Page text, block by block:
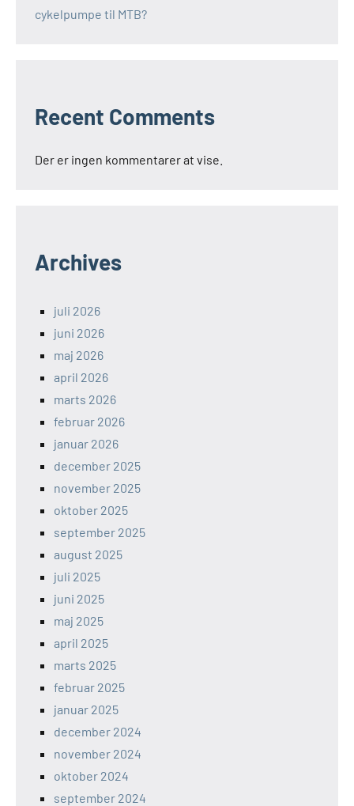
cykelpumpe til MTB?
Recent Comments
Der er ingen kommentarer at vise.
Archives
juli 2026
juni 2026
maj 2026
april 2026
marts 2026
februar 2026
januar 2026
december 2025
november 2025
oktober 2025
september 2025
august 2025
juli 2025
juni 2025
maj 2025
april 2025
marts 2025
februar 2025
januar 2025
december 2024
november 2024
oktober 2024
september 2024